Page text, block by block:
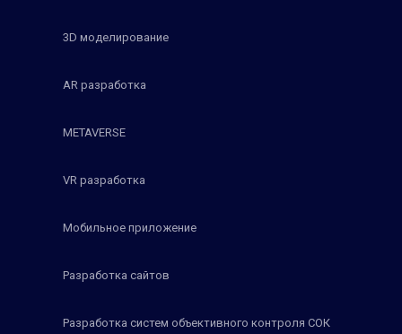
3D моделирование
AR разработка
METAVERSE
VR разработка
Мобильное приложение
Разработка сайтов
Разработка систем объективного контроля СОК